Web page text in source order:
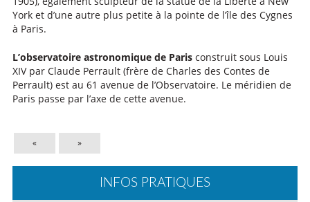
York et d’une autre plus petite à la pointe de l’île des Cygnes
à Paris.
L’observatoire astronomique de Paris construit sous Louis
XIV par Claude Perrault (frère de Charles des Contes de
Perrault) est au 61 avenue de l’Observatoire. Le méridien de
Paris passe par l’axe de cette avenue.
« »
INFOS PRATIQUES